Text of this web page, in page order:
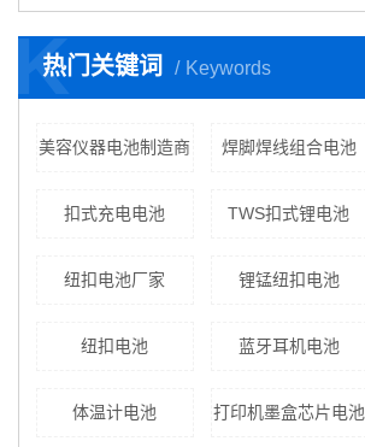
热门关键词 Keywords
K
美容仪器电池制造商 焊脚焊线组合电池
扣式充电电池 TWS扣式锂电池
纽扣电池厂家 锂锰纽扣电池
纽扣电池 蓝牙耳机电池
体温计电池 打印机墨盒芯片电池